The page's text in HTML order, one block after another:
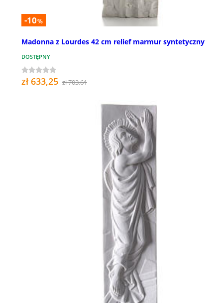
-10%
Madonna z Lourdes 42 cm relief marmur syntetyczny
DOSTĘPNY
zł 633,25 zł 703,61